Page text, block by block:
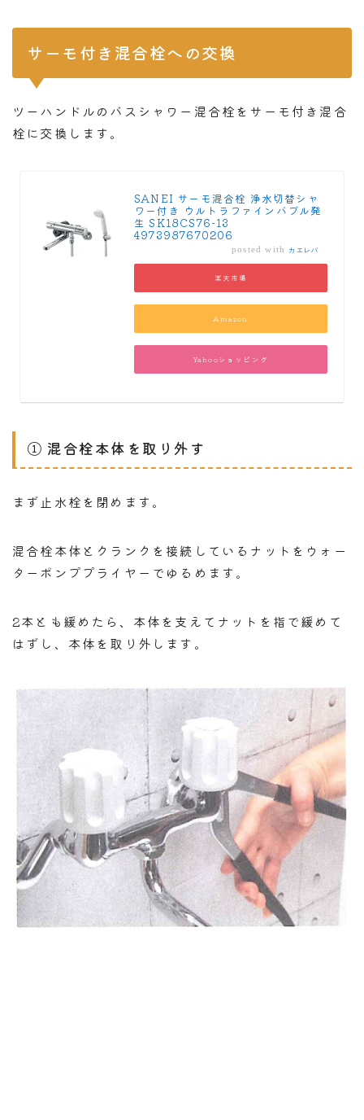
サーモ付き混合栓への交換
ツーハンドルのバスシャワー混合栓をサーモ付き混合
栓に交換します。
SANEI サーモ混合栓 浄水切替シャ
ワー付き ウルトラファインバブル発
生 SK18CS76-13
4973987670206
posted with カエレバ
楽天市場
Amazon
Yahooショッピング
① 混合栓本体を取り外す
まず止水栓を閉めます。
混合栓本体とクランクを接続しているナットをウォー
ターポンププライヤーでゆるめます。
2本とも緩めたら、本体を支えてナットを指で緩めて
はずし、本体を取り外します。